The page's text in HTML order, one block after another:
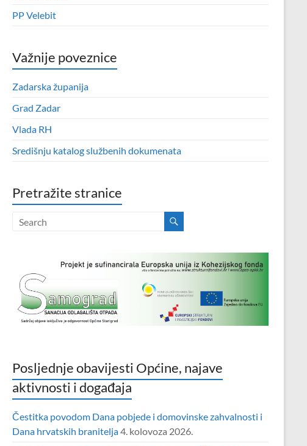
PP Velebit
Važnije poveznice
Zadarska županija
Grad Zadar
Vlada RH
Središnju katalog službenih dokumenata
Pretražite stranice
Posljednje obavijesti Općine, najave
aktivnosti i događaja
Čestitka povodom Dana pobjede i domovinske zahvalnosti i
Dana hrvatskih branitelja4. kolovoza 2026.